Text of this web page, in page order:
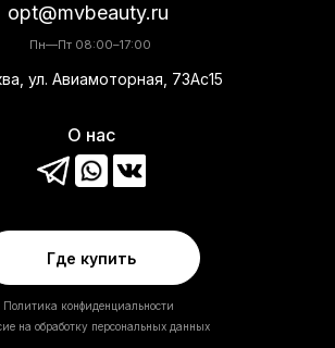
ул. Авиамоторная, 73Ас15
opt@mvbeauty.ru
Пн—Пт 08:00–17:00
О нас
на обработку персональных данных
Политика конфиденциальности
Где купить